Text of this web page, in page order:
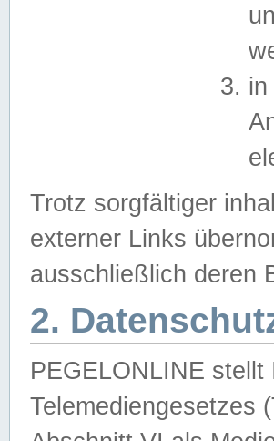
in
Trotz sorgfältiger
externer Links
ausschließlich deren
2.
PEGELONLINE
Telemediengesetzes